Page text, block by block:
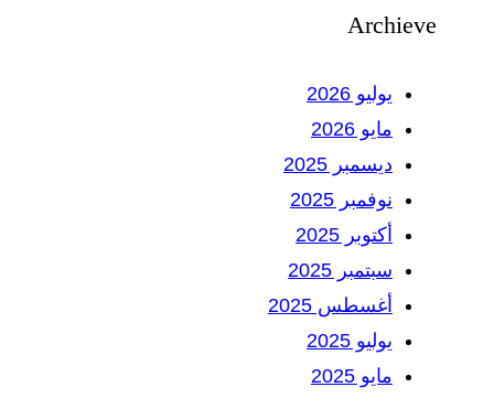
Archieve
يوليو 2026
مايو 2026
ديسمبر 2025
نوفمبر 2025
أكتوبر 2025
سبتمبر 2025
أغسطس 2025
يوليو 2025
مايو 2025